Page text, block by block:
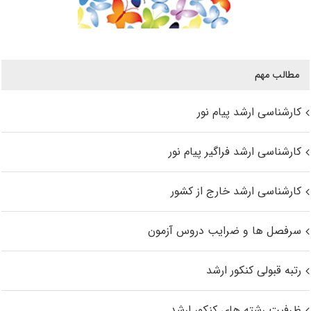
مطالب مهم
کارشناسی ارشد پیام نور
کارشناسی ارشد فراگیر پیام نور
کارشناسی ارشد خارج از کشور
سرفصل ها و ضرایب دروس آزمون
رتبه قبولی کنکور ارشد